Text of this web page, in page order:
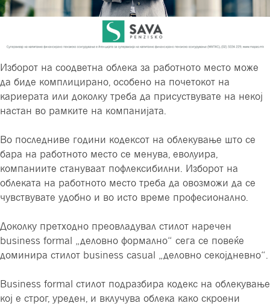
Изборот на соодветна облека за работното место може
да биде комплицирано, особено на почетокот на
кариерата или доколку треба да присуствувате на некој
настан во рамките на компанијата.
Во последниве години кодексот на облекување што се
бара на работното место се менува, еволуира,
компаниите стануваат пофлексибилни. Изборот на
облеката на работното место треба да овозможи да се
чувствувате удобно и во исто време професионално.
Доколку претходно преовладувал стилот наречен
business formal „деловно формално“ сега се повеќе
доминира стилот business casual „деловно секојдневно“.
Business formal стилот подразбира кодекс на облекување
кој е строг, уреден, и вклучува облека како скроени